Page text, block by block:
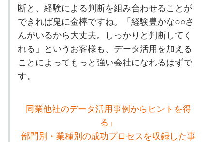
断と、経験による判断を組み合わせることが
できれば鬼に金棒ですね。「経験豊かな○○さ
んがいるから大丈夫。しっかりと判断してく
れる」というお客様も、データ活用を加える
ことによってもっと強い会社になれるはずで
す。
同業他社のデータ活用事例からヒントを得
る」
部門別・業種別の成功プロセスを収録した事